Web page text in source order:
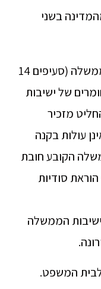
בשני
למה לא יבוטלו הוראות תקנון הממשלה (סעיפים 14
של ישיבות
מזכיר
עולות בקנה
הממשלה הקובע חובת
סודיות
הממשלה
לבית המשפט.